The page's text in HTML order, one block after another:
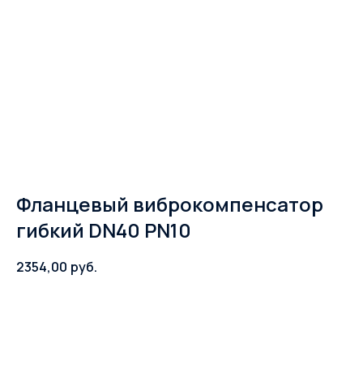
Фланцевый виброкомпенсатор
гибкий DN40 PN10
2354,00 руб.